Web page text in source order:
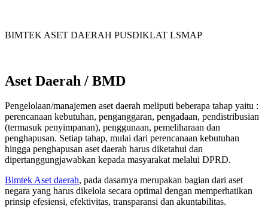
BIMTEK ASET DAERAH PUSDIKLAT LSMAP
Aset Daerah / BMD
Pengelolaan/manajemen aset daerah meliputi beberapa tahap yaitu :
perencanaan kebutuhan, penganggaran, pengadaan, pendistribusian
(termasuk penyimpanan), penggunaan, pemeliharaan dan
penghapusan. Setiap tahap, mulai dari perencanaan kebutuhan
hingga penghapusan aset daerah harus diketahui dan
dipertanggungjawabkan kepada masyarakat melalui DPRD.
Bimtek Aset daerah, pada dasarnya merupakan bagian dari aset
negara yang harus dikelola secara optimal dengan memperhatikan
prinsip efesiensi, efektivitas, transparansi dan akuntabilitas.